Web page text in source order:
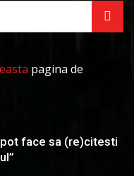
pagina de
face sa (re)citesti